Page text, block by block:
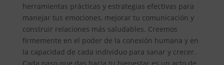
herramientas prácticas y estrategias efectivas para
manejar tus emociones, mejorar tu comunicación y
construir relaciones más saludables. Creemos
firmemente en el poder de la conexión humana y en
la capacidad de cada individuo para sanar y crecer.